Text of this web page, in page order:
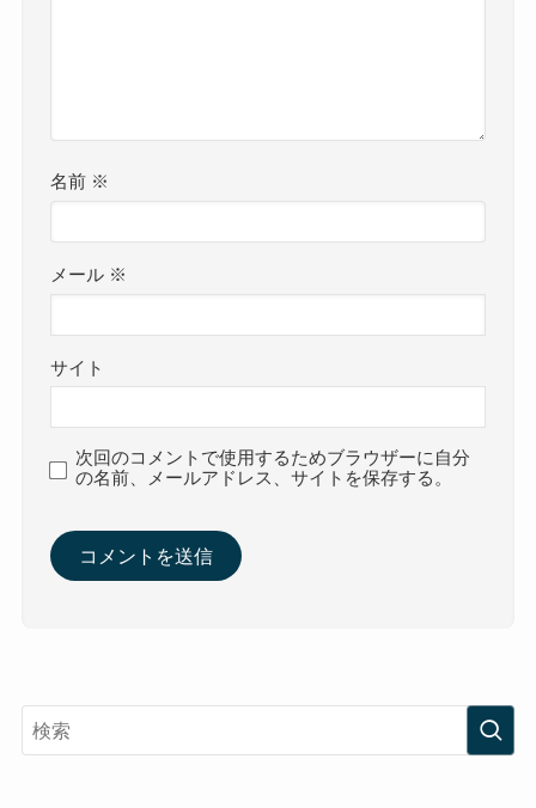
名前 ※
メール ※
サイト
次回のコメントで使用するためブラウザーに自分
の名前、メールアドレス、サイトを保存する。